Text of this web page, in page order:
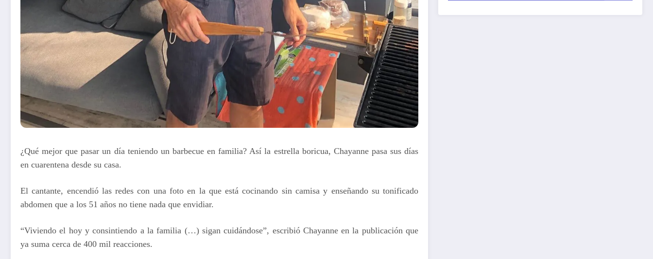
¿Qué mejor que pasar un día teniendo un barbecue en familia? Así la estrella boricua, Chayanne pasa sus días
en cuarentena desde su casa.
El cantante, encendió las redes con una foto en la que está cocinando sin camisa y enseñando su tonificado
abdomen que a los 51 años no tiene nada que envidiar.
“Viviendo el hoy y consintiendo a la familia (…) sigan cuidándose”, escribió Chayanne en la publicación que
ya suma cerca de 400 mil reacciones.